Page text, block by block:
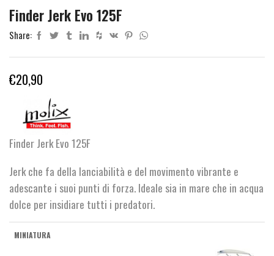
Finder Jerk Evo 125F
Share:
€20,90
Finder Jerk Evo 125F
Jerk che fa della lanciabilità e del movimento vibrante e
adescante i suoi punti di forza. Ideale sia in mare che in acqua
dolce per insidiare tutti i predatori.